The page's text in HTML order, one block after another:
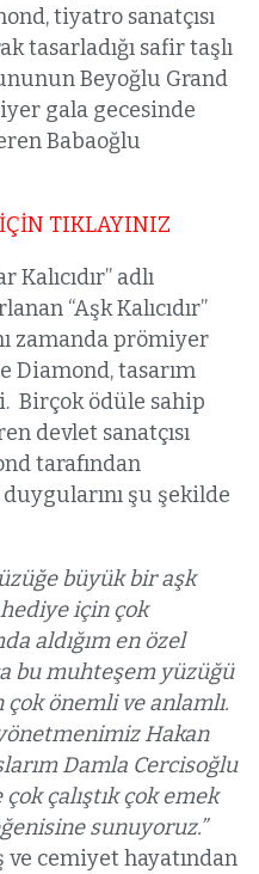
tiyatro sanatçısı
tasarladığı safir taşlı
Beyoğlu Grand
gala gecesinde
Babaoğlu
İÇİN TIKLAYINIZ
adlı
“Aşk Kalıcıdır”
zamanda prömiyer
Diamond, tasarım
Birçok ödüle sahip
devlet sanatçısı
tarafından
şu şekilde
büyük bir aşk
için çok
aldığım en özel
bu muhteşem yüzüğü
önemli ve anlamlı.
yönetmenimiz Hakan
Damla Cercisoğlu
çalıştık çok emek
sunuyoruz.”
ve cemiyet hayatından